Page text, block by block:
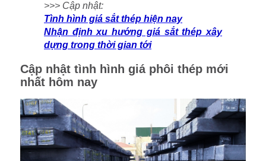
>>> Cập nhật:
Tình hình giá sắt thép hiện nay
Nhận định xu hướng giá sắt thép xây
dựng trong thời gian tới
Cập nhật tình hình giá phôi thép mới
nhất hôm nay